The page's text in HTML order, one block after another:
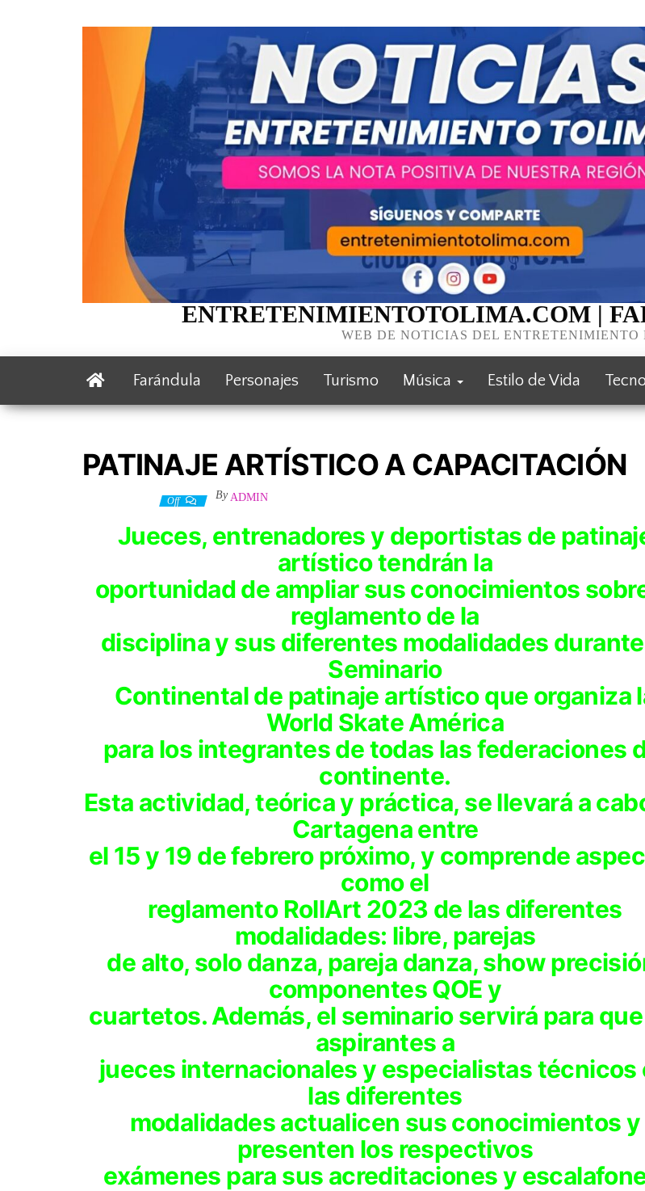
ENTRETENIMIENTOTOLIMA.COM |
WEB DE NOTICIAS DEL ENTRETENIMIENTO
Farándula Personajes Turismo Música Estilo de Vida
PATINAJE ARTÍSTICO A CAPACITACIÓN
Off By ADMIN
Jueces, entrenadores y deportistas de
artístico tendrán la
oportunidad de ampliar sus conocimientos
reglamento de la
disciplina y sus diferentes modalidades
Seminario
Continental de patinaje artístico que organiza
World Skate América
para los integrantes de todas las federaciones
continente.
Esta actividad, teórica y práctica, se llevará a
Cartagena entre
el 15 y 19 de febrero próximo, y comprende
como el
reglamento RollArt 2023 de las diferentes
modalidades: libre, parejas
de alto, solo danza, pareja danza, show
componentes QOE y
cuartetos. Además, el seminario servirá para
aspirantes a
jueces internacionales y especialistas técnicos
las diferentes
modalidades actualicen sus conocimientos y
presenten los respectivos
exámenes para sus acreditaciones y